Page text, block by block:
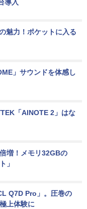
導入
魅力！ポケットに入る
」サウンドを体感し
「AINOTE 2」はな
増！メモリ32GBの
」
Q7D Pro」。圧巻の
上体験に